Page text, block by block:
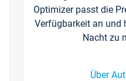
Optimizer passt die
Verfügbarkeit an und
Nacht zu
Über